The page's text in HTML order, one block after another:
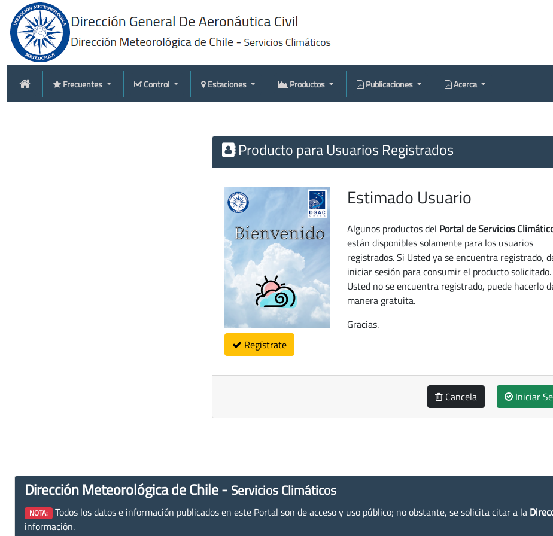
Frecuentes Control Estaciones Productos Publicaciones Acerca
Producto para Usuarios Registrados
Regístrate
Estimado Usuario
Algunos productos del Portal de Servicios
están disponibles solamente para los usuarios
registrados. Si Usted ya se encuentra registrado,
iniciar sesión para consumir el producto solicitado.
Usted no se encuentra registrado, puede hacerlo
manera gratuita.
Gracias.
Cancela Iniciar
Dirección Meteorológica de Chile - Servicios Climáticos
NOTA: Todos los datos e información publicados en este Portal son de acceso y uso público; no obstante, se solicita citar a la
información.